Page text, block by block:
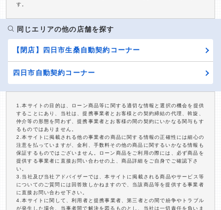
す。
同じエリアの他の店舗を探す
【閉店】四日市生桑自動契約コーナー
四日市自動契約コーナー
1.本サイトの目的は、ローン商品等に関する適切な情報と選択の機会を提供
することにあり、当社は、提携事業者とお客様との契約締結の代理、斡旋、
仲介等の形態を問わず、提携事業者とお客様の間の契約にいかなる関与もす
るものではありません。
2.本サイトに掲載される他の事業者の商品に関する情報の正確性には細心の
注意を払っていますが、金利、手数料その他の商品に関するいかなる情報も
保証するものではございません。ローン商品をご利用の際には、必ず商品を
提供する事業者に直接お問い合わせの上、商品詳細をご自身でご確認下さ
い。
3.当社及び当社アドバイザーでは、本サイトに掲載される商品やサービス等
についてのご質問には回答致しかねますので、当該商品等を提供する事業者
に直接お問い合わせ下さい。
4.本サイトに関して、利用者と提携事業者、第三者との間で紛争やトラブル
が発生した場合、当事者間で解決を図るものとし、当社は一切責任を負いま